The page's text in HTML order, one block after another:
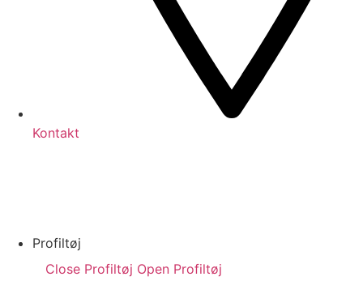
Kontakt
Profiltøj
Close Profiltøj Open Profiltøj